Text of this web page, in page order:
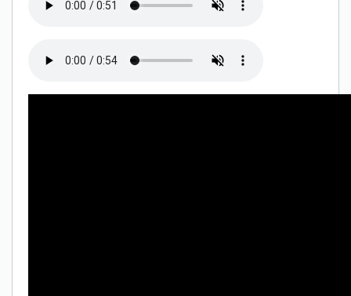
Only play atJoo casino
if you really want to win a huge